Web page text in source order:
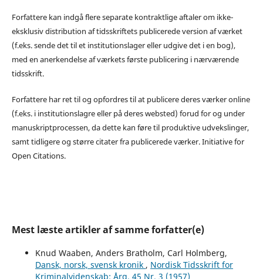
Forfattere kan indgå flere separate kontraktlige aftaler om ikke-
eksklusiv distribution af tidsskriftets publicerede version af værket
(f.eks. sende det til et institutionslager eller udgive det i en bog),
med en anerkendelse af værkets første publicering i nærværende
tidsskrift.
Forfattere har ret til og opfordres til at publicere deres værker online
(f.eks. i institutionslagre eller på deres websted) forud for og under
manuskriptprocessen, da dette kan føre til produktive udvekslinger,
samt tidligere og større citater fra publicerede værker. Initiative for
Open Citations.
Mest læste artikler af samme forfatter(e)
Knud Waaben, Anders Bratholm, Carl Holmberg,
Dansk, norsk, svensk kronik , Nordisk Tidsskrift for
Kriminalvidenskab: Årg. 45 Nr. 3 (1957)